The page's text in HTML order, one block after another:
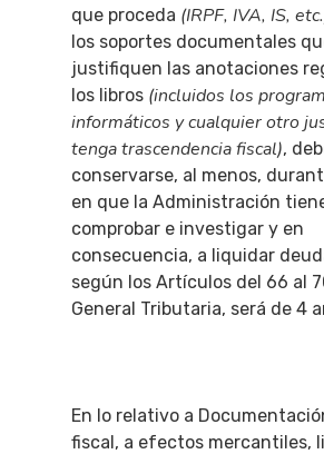
que proceda (IRPF, IVA, IS,
los soportes documentales
justifiquen las anotaciones
los libros (incluidos los
informáticos y cualquier otro
tenga trascendencia fiscal),
conservarse, al menos,
en que la Administración
comprobar e investigar y en
consecuencia, a liquidar
según los Artículos del 66 al
General Tributaria, será de 4
En lo relativo a
fiscal, a efectos mercantiles,